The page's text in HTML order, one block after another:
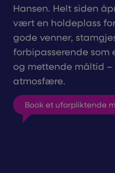
Hansen. Helt siden
vært en holdeplass
gode venner,
forbipasserende som
og mettende måltid –
atmosfære.
Book et uforpliktende